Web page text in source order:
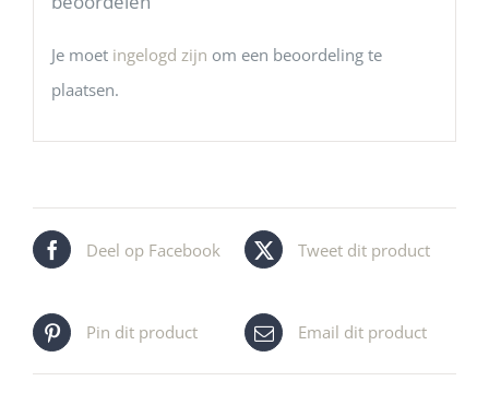
Je moet ingelogd zijn om een beoordeling te
plaatsen.
Deel op Facebook Tweet dit product
Pin dit product Email dit product